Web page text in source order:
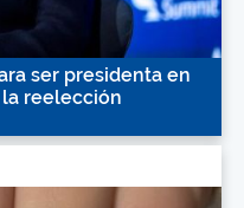
ser presidenta en
reelección